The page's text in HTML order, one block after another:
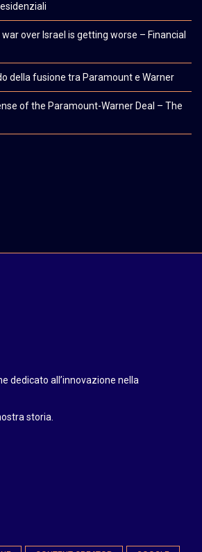
over Israel is getting worse – Financial
della fusione tra Paramount e Warner
of the Paramount-Warner Deal – The
dedicato all’innovazione nella
storia